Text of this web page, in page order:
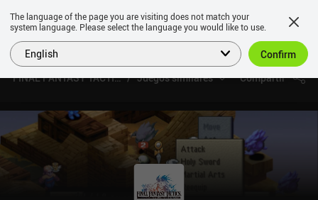
FINAL FANTASY TACTICS : WotLJuegos similares Compartir
The language of the page you are visiting does not match your
system language. Please select the language you would like to use.
English Confirm